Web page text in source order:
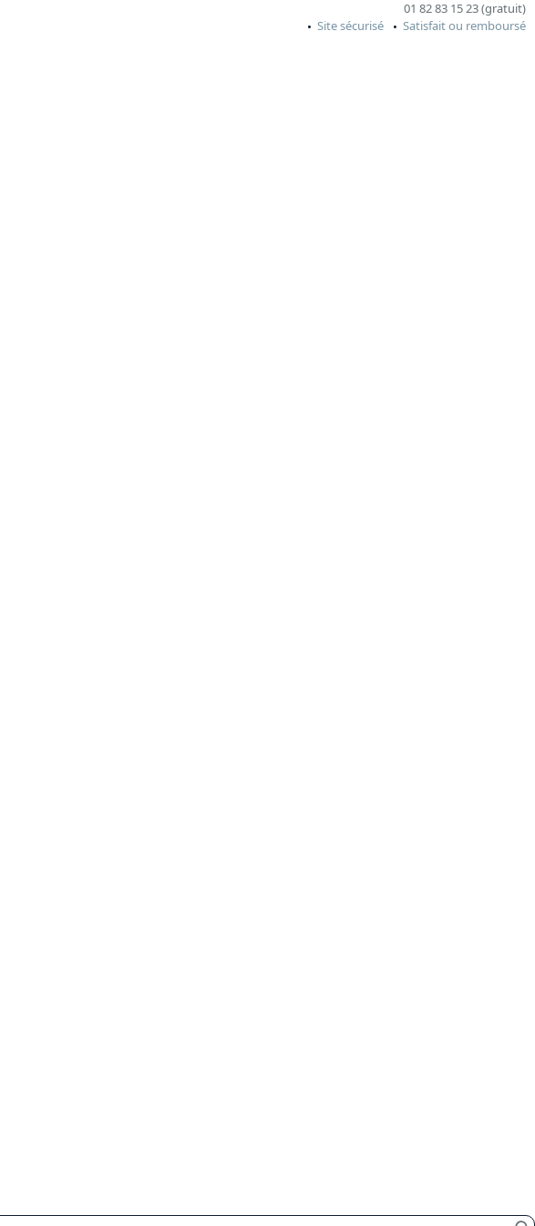
01 82 83 15 23 (gratuit)
Site sécurisé
Satisfait ou remboursé